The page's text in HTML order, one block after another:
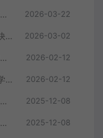
基于Springboot+Vue的互联网医院在线问诊系统 2026-03-22
基于SpringBoot+Vue+移动端的物流快递系统 2026-03-02
基于SpringBoot+Vue前后端分离的智能知识库问答系统 2026-02-12
SpringBoot+Uniapp的智能推荐的大学生社交平台 2026-02-12
基于SpringBoot+MySQL+Vue.js的个人健康管理系统(附论文) 2025-12-08
基于SpringBoot+MySQL+Vue.js的个性化推荐电商系统(附论文) 2025-12-08